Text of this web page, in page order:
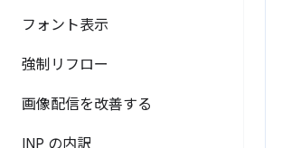
フォント表示
強制リフロー
画像配信を改善する
INP の内訳